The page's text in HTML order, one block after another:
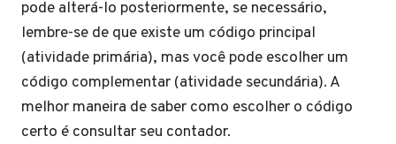
pode alterá-lo posteriormente, se necessário,
lembre-se de que existe um código principal
(atividade primária), mas você pode escolher um
código complementar (atividade secundária). A
melhor maneira de saber como escolher o código
certo é consultar seu contador.